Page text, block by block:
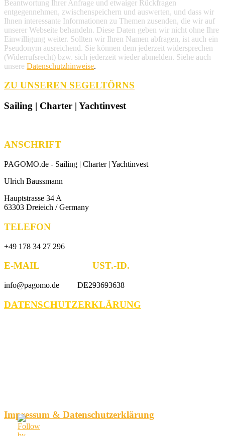
Beantwortung Ihrer Anfrage und etwaiger Rückfragen
entgegennehmen, zwischenspeichern und auswerten, und dass wir
Ihnen interessante Informationen zu Themen zusenden, die wir auf
unserer Webseite behandeln. Diese Daten geben wir nicht ohne Ihre
Einwilligung weiter. Sollten wir Ihren Namen abfragen, ist auch ein
Pseudonym ausreichend. Sie können dem jederzeit widersprechen
(Widerrufsrecht) bzw. sich jederzeit wieder abmelden. Siehe auch
unsere Datenschutzhinweise.
ZU UNSEREN SEGELTÖRNS
Sailing | Charter | Yachtinvest
ANSCHRIFT
PAGOMO.de - Sailing | Charter | Yachtinvest
Ulrich Baussmann
Hauptstrasse 34 A
63303 Dreieich / Germany
TELEFON
+49 178 34 27 296
E-MAIL UST.-ID.
info@pagomo.de DE293693638
DATENSCHUTZERKLÄRUNG
Impressum & Datenschutzerklärung